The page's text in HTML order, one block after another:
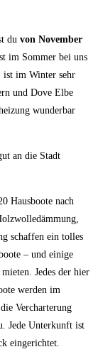
du von November
im Sommer bei uns
ist im Winter sehr
und Dove Elbe
wunderbar
an die Stadt
Hausboote nach
schaffen ein tolles
– und einige
Jedes der hier
werden im
Vercharterung
Jede Unterkunft ist
eingerichtet.